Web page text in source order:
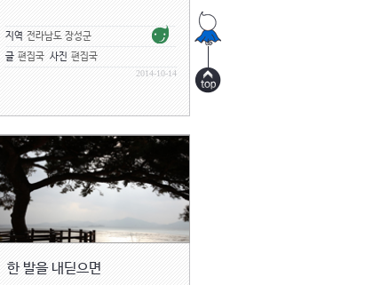
지역 전라남도 장성군
글 편집국 사진 편집국
2014-10-14
한 발을 내딛으면